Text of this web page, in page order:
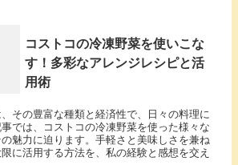
コストコの冷凍野菜を使いこな
す！多彩なアレンジレシピと活
用術
その豊富な種類と経済性で、日々の料理に
では、コストコの冷凍野菜を使った様々な
魅力に迫ります。手軽さと美味しさを兼ね
に活用する方法を、私の経験と感想を交え